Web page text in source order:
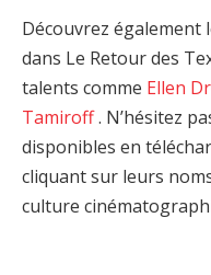
Découvrez également
dans Le Retour des
talents comme Ellen
Tamiroff. N’hésitez
disponibles en
cliquant sur leurs
culture